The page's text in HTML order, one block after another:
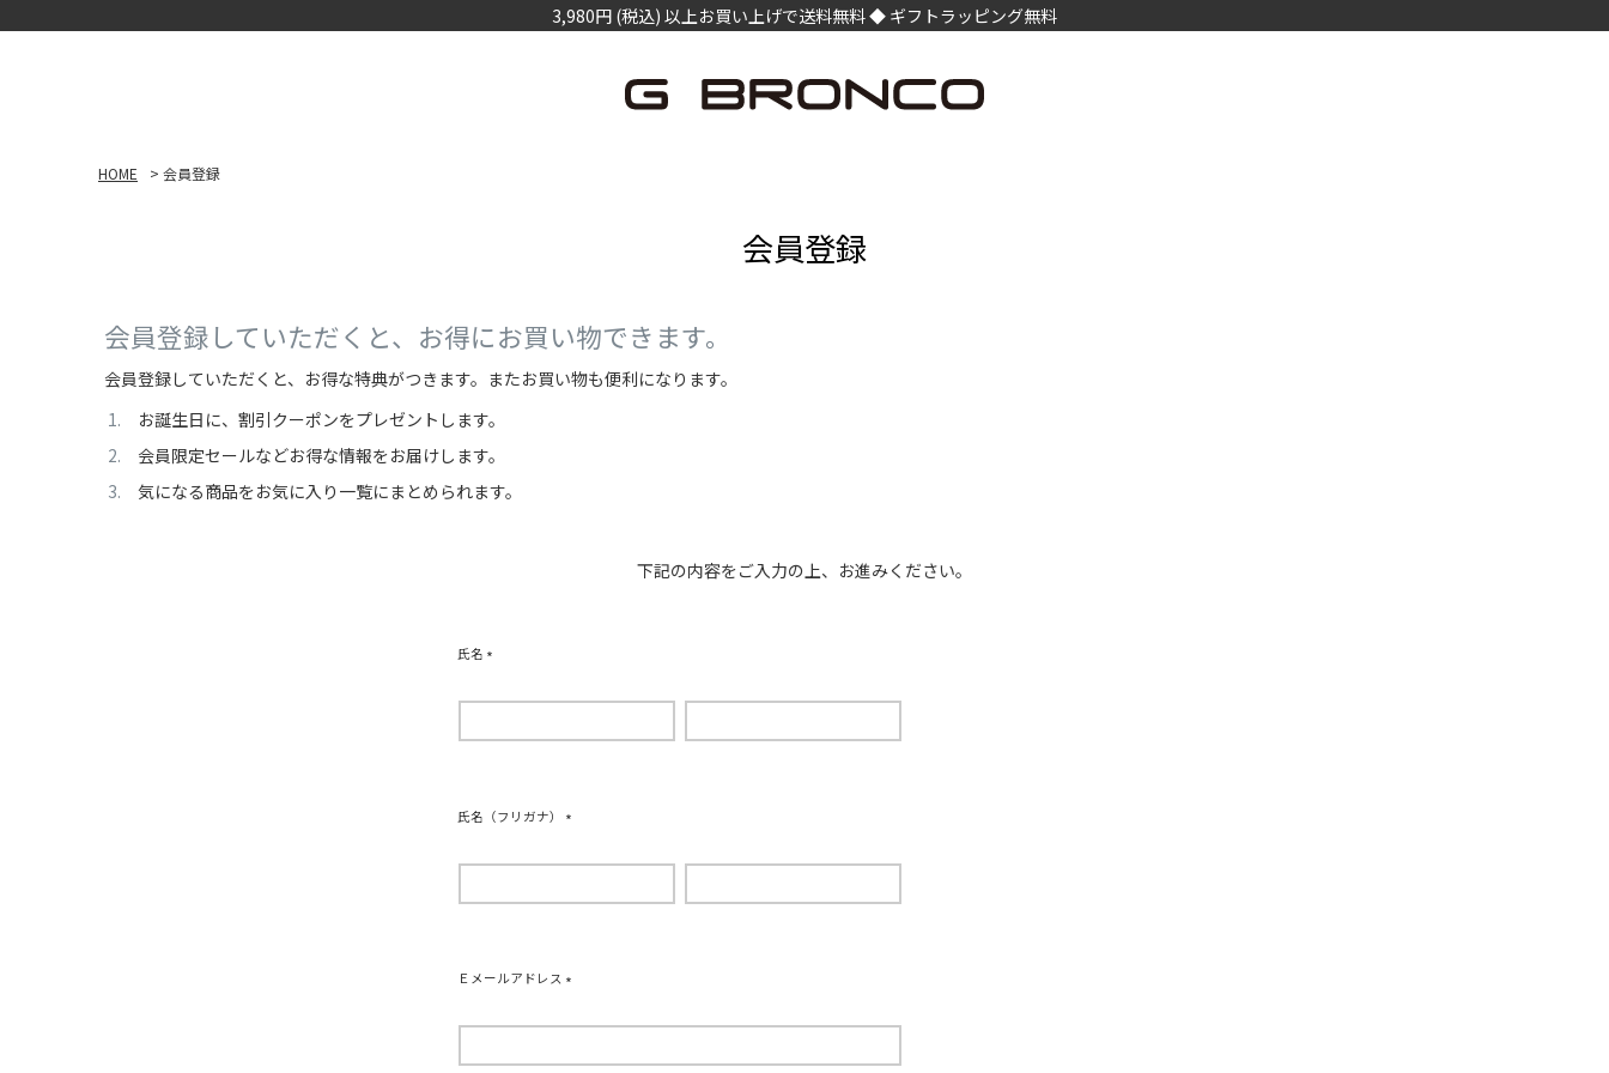
3,980円 (税込) 以上お買い上げで送料無料 ◆ ギフトラッピング無料
HOME 会員登録
会員登録
会員登録していただくと、お得にお買い物できます。
会員登録していただくと、お得な特典がつきます。またお買い物も便利になります。
お誕生日に、割引クーポンをプレゼントします。
会員限定セールなどお得な情報をお届けします。
気になる商品をお気に入り一覧にまとめられます。
下記の内容をご入力の上、お進みください。
氏名
必
)
氏名（フリガナ）
必
)
Ｅメールアドレス
必
)